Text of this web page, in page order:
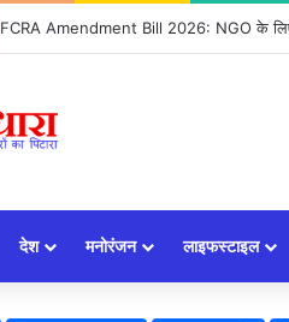
FCRA Amendment Bill 2026: NGO के लिए
देश मनोरंजन लाइफस्टाइल